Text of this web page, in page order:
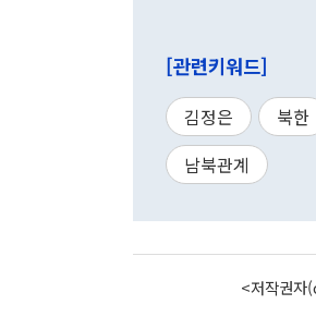
[관련키워드]
김정은 북한
남북관계
<저작권자